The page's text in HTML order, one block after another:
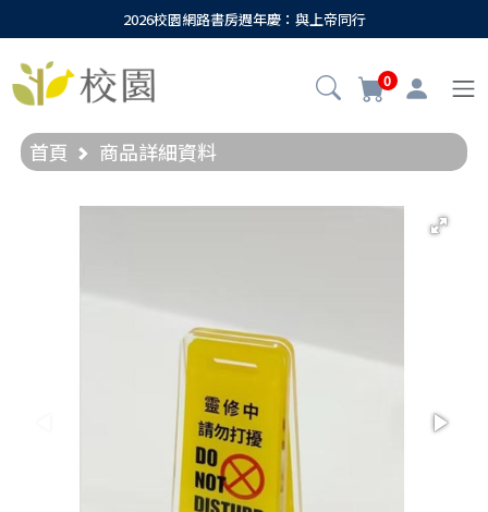
2026校園網路書房週年慶：與上帝同行
0
首頁 商品詳細資料